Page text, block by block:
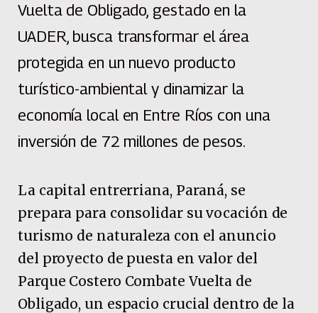
Vuelta de Obligado, gestado en la
UADER, busca transformar el área
protegida en un nuevo producto
turístico-ambiental y dinamizar la
economía local en Entre Ríos con una
inversión de 72 millones de pesos.
La capital entrerriana, Paraná, se
prepara para consolidar su vocación de
turismo de naturaleza con el anuncio
del proyecto de puesta en valor del
Parque Costero Combate Vuelta de
Obligado, un espacio crucial dentro de la